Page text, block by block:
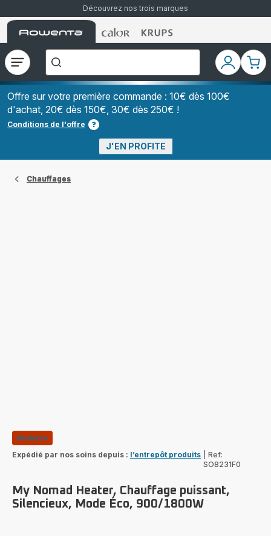
Découvrez nos trois marques
Accueil
Rowenta
Accueil
Rowenta
Accueil
Rowenta
Ouvrir
le
menu
recherchez-
vous
?","Aspirateurs
à
Grains","Centrales
Vapeurs","Sèche
Cheveux"]
Mon
compte
Mon
Offre sur votre première commande : 10€ dès 100€
d'achat, 20€ dès 150€, 30€ dès 250€ !
Conditions de l'offre
J'EN PROFITE
Chauffages
Mode Eco
Expédié par nos soins depuis : l’entrepôt produits
Ref:
SO8231F0
My Nomad Heater, Chauffage puissant,
Silencieux, Mode Éco, 900/1800W